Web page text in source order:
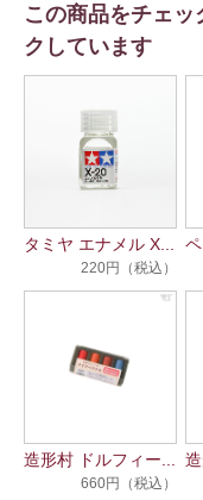
この商品をチェ
クしています
タミヤ エナメル X...
220円（税込）
造形村 ドルフィー...
660円（税込）